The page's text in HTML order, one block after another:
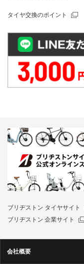
タイヤ交換のポイント
ブリヂストン タイヤサイト
ブリヂストン 企業サイト
会社概要